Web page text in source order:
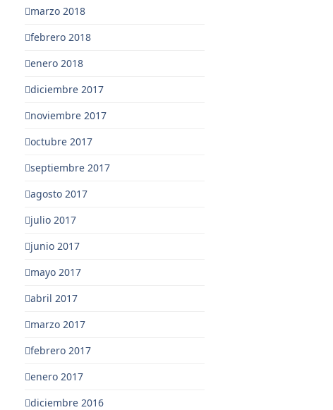
marzo 2018
febrero 2018
enero 2018
diciembre 2017
noviembre 2017
octubre 2017
septiembre 2017
agosto 2017
julio 2017
junio 2017
mayo 2017
abril 2017
marzo 2017
febrero 2017
enero 2017
diciembre 2016